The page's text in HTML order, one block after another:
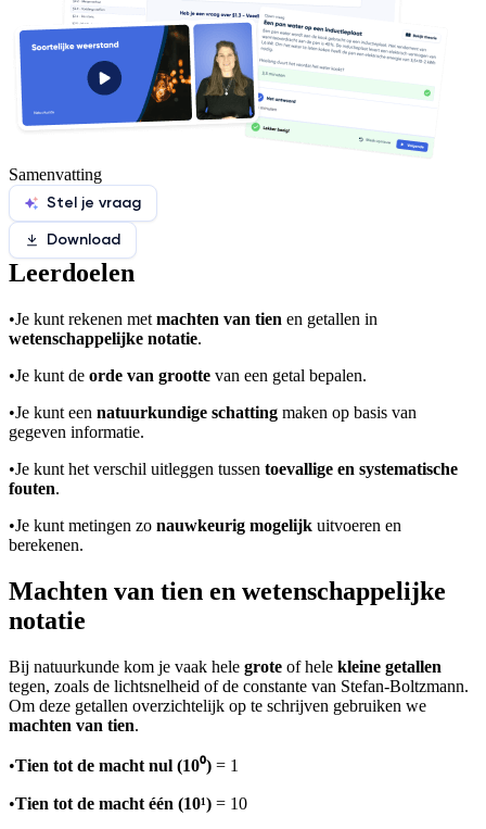
Samenvatting
Stel je vraag
Download
Leerdoelen
•Je kunt rekenen met machten van tien en getallen in
wetenschappelijke notatie.
•Je kunt de orde van grootte van een getal bepalen.
•Je kunt een natuurkundige schatting maken op basis van
gegeven informatie.
•Je kunt het verschil uitleggen tussen toevallige en systematische
fouten.
•Je kunt metingen zo nauwkeurig mogelijk uitvoeren en
berekenen.
Machten van tien en wetenschappelijke
notatie
Bij natuurkunde kom je vaak hele grote of hele kleine getallen
tegen, zoals de lichtsnelheid of de constante van Stefan-Boltzmann.
Om deze getallen overzichtelijk op te schrijven gebruiken we
machten van tien.
•Tien tot de macht nul (10⁰) = 1
•Tien tot de macht één (10¹) = 10